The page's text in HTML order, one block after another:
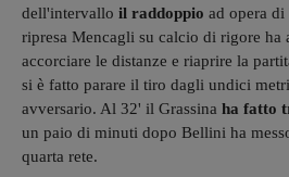
dell'intervallo il raddoppio ad opera
ripresa Mencagli su calcio di rigore ha
accorciare le distanze e riaprire la
si è fatto parare il tiro dagli undici
avversario. Al 32' il Grassina ha fatto
un paio di minuti dopo Bellini ha
quarta rete.